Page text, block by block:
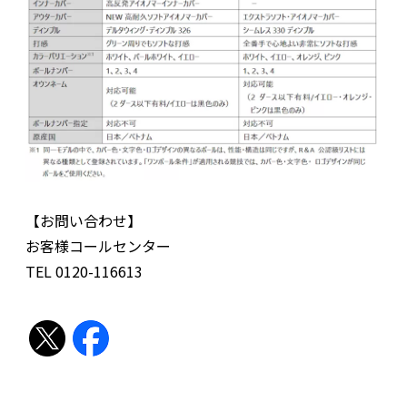
【お問い合わせ】
お客様コールセンター
TEL 0120-116613